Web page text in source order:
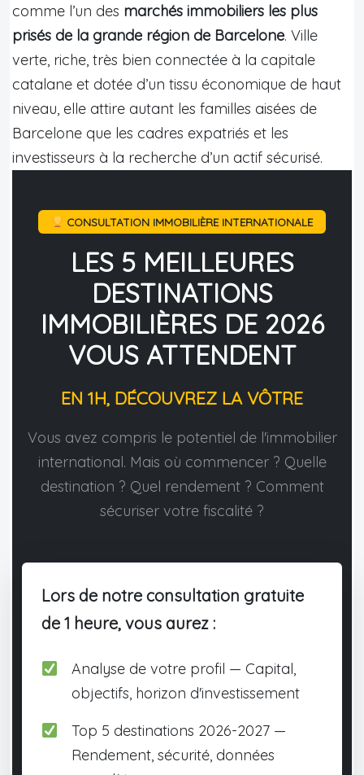
comme l’un des marchés immobiliers les plus
prisés de la grande région de Barcelone. Ville
verte, riche, très bien connectée à la capitale
catalane et dotée d’un tissu économique de haut
niveau, elle attire autant les familles aisées de
Barcelone que les cadres expatriés et les
investisseurs à la recherche d’un actif sécurisé.
CONSULTATION IMMOBILIÈRE INTERNATIONALE
LES 5 MEILLEURES
DESTINATIONS
IMMOBILIÈRES DE 2026
VOUS ATTENDENT
EN 1H, DÉCOUVREZ LA VÔTRE
Vous avez compris le potentiel de l'immobilier
international. Mais où commencer ? Quelle
destination ? Quel rendement ? Comment
sécuriser votre fiscalité ?
Lors de notre consultation gratuite
de 1 heure, vous aurez :
Analyse de votre profil — Capital,
objectifs, horizon d'investissement
Top 5 destinations 2026-2027 —
Rendement, sécurité, données